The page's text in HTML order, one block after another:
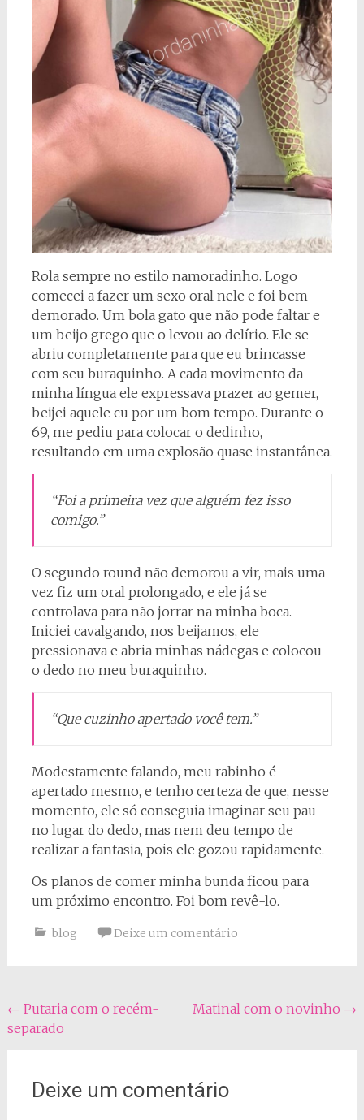
Rola sempre no estilo namoradinho. Logo
comecei a fazer um sexo oral nele e foi bem
demorado. Um bola gato que não pode faltar e
um beijo grego que o levou ao delírio. Ele se
abriu completamente para que eu brincasse
com seu buraquinho. A cada movimento da
minha língua ele expressava prazer ao gemer,
beijei aquele cu por um bom tempo. Durante o
69, me pediu para colocar o dedinho,
resultando em uma explosão quase instantânea.
“Foi a primeira vez que alguém fez isso
comigo.”
O segundo round não demorou a vir, mais uma
vez fiz um oral prolongado, e ele já se
controlava para não jorrar na minha boca.
Iniciei cavalgando, nos beijamos, ele
pressionava e abria minhas nádegas e colocou
o dedo no meu buraquinho.
“Que cuzinho apertado você tem.”
Modestamente falando, meu rabinho é
apertado mesmo, e tenho certeza de que, nesse
momento, ele só conseguia imaginar seu pau
no lugar do dedo, mas nem deu tempo de
realizar a fantasia, pois ele gozou rapidamente.
Os planos de comer minha bunda ficou para
um próximo encontro. Foi bom revê-lo.
blog Deixe um comentário
Navegação
do
← Putaria com o recém-
separado
Matinal com o novinho →
Deixe um comentário